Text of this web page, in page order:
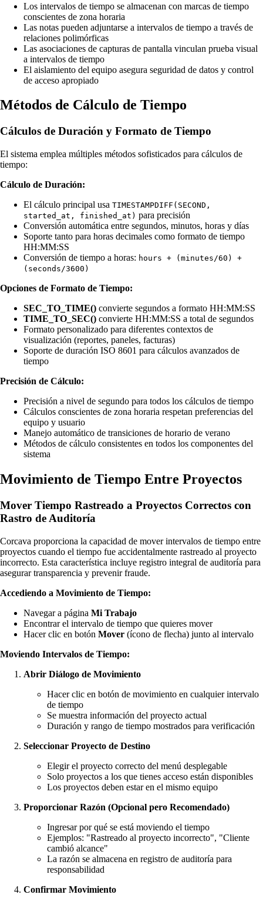
Los intervalos de tiempo se almacenan con marcas de tiempo
conscientes de zona horaria
Las notas pueden adjuntarse a intervalos de tiempo a través de
relaciones polimórficas
Las asociaciones de capturas de pantalla vinculan prueba visual
a intervalos de tiempo
El aislamiento del equipo asegura seguridad de datos y control
de acceso apropiado
Métodos de Cálculo de Tiempo
Cálculos de Duración y Formato de Tiempo
El sistema emplea múltiples métodos sofisticados para cálculos de
tiempo:
Cálculo de Duración:
El cálculo principal usa TIMESTAMPDIFF(SECOND,
started_at, finished_at) para precisión
Conversión automática entre segundos, minutos, horas y días
Soporte tanto para horas decimales como formato de tiempo
HH:MM:SS
Conversión de tiempo a horas: hours + (minutes/60) +
(seconds/3600)
Opciones de Formato de Tiempo:
SEC_TO_TIME() convierte segundos a formato HH:MM:SS
TIME_TO_SEC() convierte HH:MM:SS a total de segundos
Formato personalizado para diferentes contextos de
visualización (reportes, paneles, facturas)
Soporte de duración ISO 8601 para cálculos avanzados de
tiempo
Precisión de Cálculo:
Precisión a nivel de segundo para todos los cálculos de tiempo
Cálculos conscientes de zona horaria respetan preferencias del
equipo y usuario
Manejo automático de transiciones de horario de verano
Métodos de cálculo consistentes en todos los componentes del
sistema
Movimiento de Tiempo Entre Proyectos
Mover Tiempo Rastreado a Proyectos Correctos con
Rastro de Auditoría
Corcava proporciona la capacidad de mover intervalos de tiempo entre
proyectos cuando el tiempo fue accidentalmente rastreado al proyecto
incorrecto. Esta característica incluye registro integral de auditoría para
asegurar transparencia y prevenir fraude.
Accediendo a Movimiento de Tiempo:
Navegar a página Mi Trabajo
Encontrar el intervalo de tiempo que quieres mover
Hacer clic en botón Mover (ícono de flecha) junto al intervalo
Moviendo Intervalos de Tiempo:
Abrir Diálogo de Movimiento
Hacer clic en botón de movimiento en cualquier intervalo
de tiempo
Se muestra información del proyecto actual
Duración y rango de tiempo mostrados para verificación
Seleccionar Proyecto de Destino
Elegir el proyecto correcto del menú desplegable
Solo proyectos a los que tienes acceso están disponibles
Los proyectos deben estar en el mismo equipo
Proporcionar Razón (Opcional pero Recomendado)
Ingresar por qué se está moviendo el tiempo
Ejemplos: "Rastreado al proyecto incorrecto", "Cliente
cambió alcance"
La razón se almacena en registro de auditoría para
responsabilidad
Confirmar Movimiento